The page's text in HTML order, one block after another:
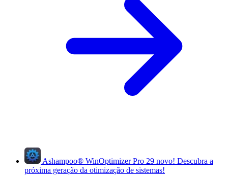
Ashampoo® WinOptimizer Pro 29 novo! Descubra a
próxima geração da otimização de sistemas!